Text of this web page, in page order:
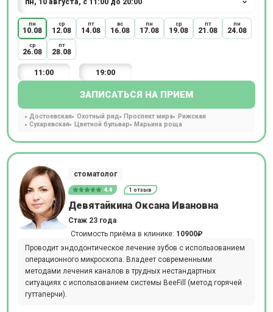
пн
10.08
ср
12.08
пт
14.08
вс
16.08
пн
17.08
ср
19.08
пт
21.08
пн
24.08
ср
26.08
пт
28.08
11:00 19:00
ЗАПИСАТЬСЯ НА ПРИЕМ
Достоевская Охотный ряд Проспект мира
Рижская
Сухаревская
Цветной бульвар Марьина роща
стоматолог
4.4 1 отзыв
Девятайкина Оксана Ивановна
Стаж 23 года
Стоимость приёма в клинике: 10900₽
Проводит эндодонтическое лечение зубов с использованием
операционного микроскопа. Владеет современными
методами лечения каналов в трудных нестандартных
ситуациях с использованием системы BeeFill (метод горячей
гуттаперчи).